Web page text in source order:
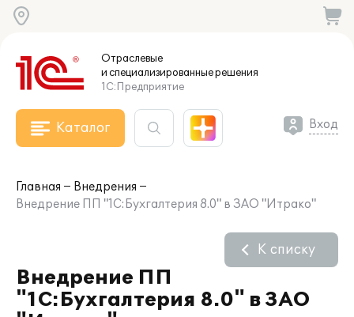
Отраслевые
и специализированныерешения
1С:Предприятие
Каталог Вход
Главная
Внедрения
Внедрение ПП "1С:Бухгалтерия 8.0" в ЗАО "Итрако"
Внедрение ПП
"1С:Бухгалтерия 8.0" в ЗАО
К списку